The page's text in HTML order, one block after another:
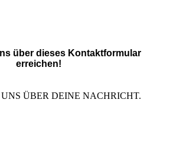
über dieses Kontaktformular
erreichen!
ÜBER DEINE NACHRICHT.